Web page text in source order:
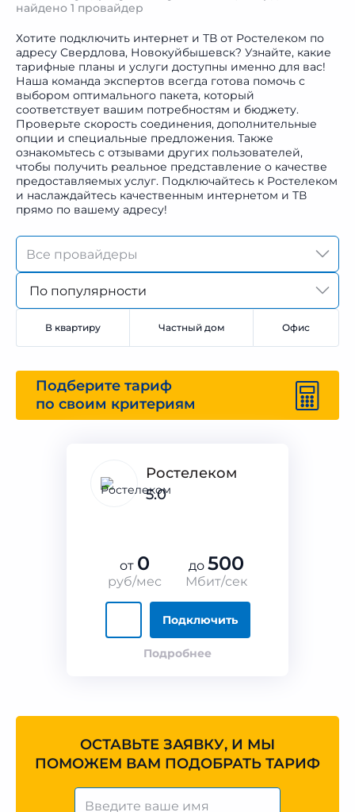
найдено 1 провайдер
Хотите подключить интернет и ТВ от Ростелеком по
адресу Свердлова, Новокуйбышевск? Узнайте, какие
тарифные планы и услуги доступны именно для вас!
Наша команда экспертов всегда готова помочь с
выбором оптимального пакета, который
соответствует вашим потребностям и бюджету.
Проверьте скорость соединения, дополнительные
опции и специальные предложения. Также
ознакомьтесь с отзывами других пользователей,
чтобы получить реальное представление о качестве
предоставляемых услуг. Подключайтесь к Ростелеком
и наслаждайтесь качественным интернетом и ТВ
прямо по вашему адресу!
По популярности
В квартиру Частный дом Офис
Подберите тариф
по своим критериям
Ростелеком
5.0
от 0
руб/мес
до 500
Мбит/сек
Подключить
Подробнее
ОСТАВЬТЕ ЗАЯВКУ, И МЫ
ПОМОЖЕМ ВАМ ПОДОБРАТЬ ТАРИФ